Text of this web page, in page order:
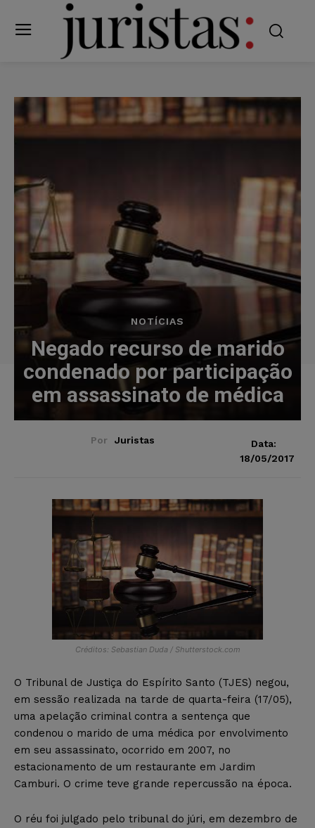
NOTÍCIAS
Negado recurso de marido
condenado por participação
em assassinato de médica
Por Juristas
Data:
18/05/2017
Créditos: Sebastian Duda / Shutterstock.com
O Tribunal de Justiça do Espírito Santo (TJES) negou,
em sessão realizada na tarde de quarta-feira (17/05),
uma apelação criminal contra a sentença que
condenou o marido de uma médica por envolvimento
em seu assassinato, ocorrido em 2007, no
estacionamento de um restaurante em Jardim
Camburi. O crime teve grande repercussão na época.
O réu foi julgado pelo tribunal do júri, em dezembro de